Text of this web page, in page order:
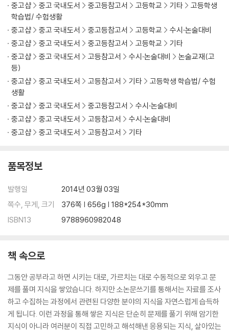
PART 5. 어떻게 쓸까?
1. 글쓰기에 대한 생각 정리하기
2. 일반적인 논문형식 알아보기
3. 소논문쓰기에 있어 꼭 알아야할 글쓰기 원칙
3.1 연구자를 드러내기보다 사실을 객관화해야 합니다.
3.2 서술어에 중심을 두고 써야합니다.
3.3 문장은 짧게 쓰는 것이 좋습니다.
3.4 문장의 주어와 서술어는 호응이 일치해야 합니다.
3.5 문장을 쓸 때 영어 번역투로 쓰지 마세요.
4. 논문작성도구
4.1 글(HWP)이용하여 논문 작성하기
5.2 구두점
6. 설문지 작성
6.1 설문지 작성 과정
6.2 구글독스 이용하여 설문지 작성하기
7.2 참고 자료 이용방법
부록
한국 인디음악의 대중성 확보와 발전방안에 관한 연구 아스파탐의 유해성
연구 나의 적성과 꿈을 키우는 소논문쓰기 전개 과정 참고문헌 색인
중고샵
중고 국내도서 중고등참고서 고등학교 기타
고등학생
학습법/ 수험생활
중고샵
중고 국내도서 중고등참고서 고등학교
수시·논술대비
중고샵
중고 국내도서 중고등참고서 고등학교
기타
중고샵
중고 국내도서 고등참고서 수시·논술대비
논술교재(고
등)
중고샵
중고 국내도서 고등참고서 기타
고등학생 학습법/ 수험
생활
중고샵
중고 국내도서 중고등참고서
수시·논술대비
중고샵
중고 국내도서 고등참고서
수시·논술대비
중고샵
중고 국내도서 고등참고서 기타
품목정보
발행일
2014년 03월 03일
쪽수, 무게, 크기
376쪽 | 656g | 188*254*30mm
ISBN13
9788960982048
책 속으로
그동안 공부라고 하면 시키는 대로, 가르치는 대로 수동적으로 외우고 문
제를 풀며 지식을 쌓았습니다. 하지만 소논문쓰기를 통해서는 자료를 조사
하고 수집하는 과정에서 관련된 다양한 분야의 지식을 자연스럽게 습득하
게 됩니다. 이런 과정을 통해 쌓은 지식은 단순히 문제를 풀기 위해 암기한
지식이 아니라 여러분이 직접 고민하고 해석해낸 응용되는 지식, 살아있는